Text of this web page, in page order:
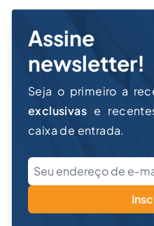
Assine
newsletter!
Seja o primeiro a
exclusivas e
caixa de entrada.